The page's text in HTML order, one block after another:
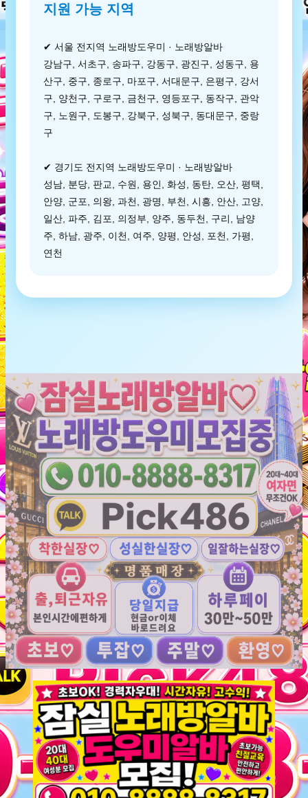
지원 가능 지역
✔ 서울 전지역 노래방도우미 · 노래방알바
강남구, 서초구, 송파구, 강동구, 광진구, 성동구, 용
산구, 중구, 종로구, 마포구, 서대문구, 은평구, 강서
구, 양천구, 구로구, 금천구, 영등포구, 동작구, 관악
구, 노원구, 도봉구, 강북구, 성북구, 동대문구, 중랑
구
✔ 경기도 전지역 노래방도우미 · 노래방알바
성남, 분당, 판교, 수원, 용인, 화성, 동탄, 오산, 평택,
안양, 군포, 의왕, 과천, 광명, 부천, 시흥, 안산, 고양,
일산, 파주, 김포, 의정부, 양주, 동두천, 구리, 남양
주, 하남, 광주, 이천, 여주, 양평, 안성, 포천, 가평,
연천